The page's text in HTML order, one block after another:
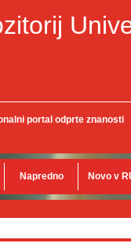
portal odprte znanosti
Napredno Novo v